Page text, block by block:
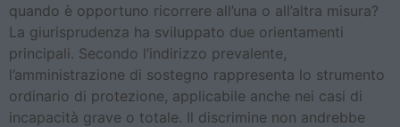
quando è opportuno ricorrere all’una o all’altra misura?
La giurisprudenza ha sviluppato due orientamenti
principali. Secondo l’indirizzo prevalente,
l’amministrazione di sostegno rappresenta lo strumento
ordinario di protezione, applicabile anche nei casi di
incapacità grave o totale. Il discrimine non andrebbe